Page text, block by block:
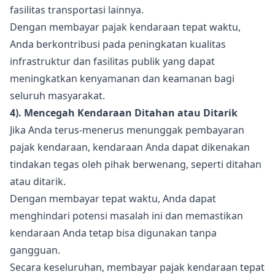
fasilitas transportasi lainnya.
Dengan membayar pajak kendaraan tepat waktu,
Anda berkontribusi pada peningkatan kualitas
infrastruktur dan fasilitas publik yang dapat
meningkatkan kenyamanan dan keamanan bagi
seluruh masyarakat.
4). Mencegah Kendaraan Ditahan atau Ditarik
Jika Anda terus-menerus menunggak pembayaran
pajak kendaraan, kendaraan Anda dapat dikenakan
tindakan tegas oleh pihak berwenang, seperti ditahan
atau ditarik.
Dengan membayar tepat waktu, Anda dapat
menghindari potensi masalah ini dan memastikan
kendaraan Anda tetap bisa digunakan tanpa
gangguan.
Secara keseluruhan, membayar pajak kendaraan tepat